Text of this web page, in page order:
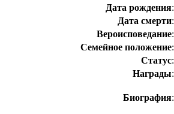
Дата рождения:
Дата смерти:
Вероисповедание:
Семейное положение:
Статус:
Награды:
Биография: